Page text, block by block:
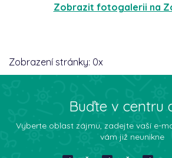
Zobrazit fotogalerii na
Zobrazení stránky: 0x
Buďte v centru
Vyberte oblast zájmu, zadejte vaší e-
vám již neunikne